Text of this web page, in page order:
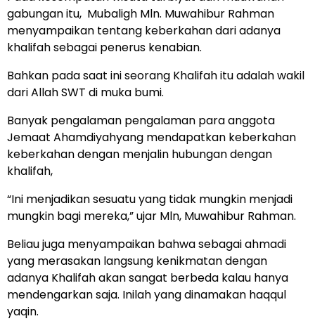
gabungan itu, Mubaligh Mln. Muwahibur Rahman
menyampaikan tentang keberkahan dari adanya
khalifah sebagai penerus kenabian.
Bahkan pada saat ini seorang Khalifah itu adalah wakil
dari Allah SWT di muka bumi.
Banyak pengalaman pengalaman para anggota
Jemaat Ahamdiyahyang mendapatkan keberkahan
keberkahan dengan menjalin hubungan dengan
khalifah,
“Ini menjadikan sesuatu yang tidak mungkin menjadi
mungkin bagi mereka,” ujar Mln, Muwahibur Rahman.
Beliau juga menyampaikan bahwa sebagai ahmadi
yang merasakan langsung kenikmatan dengan
adanya Khalifah akan sangat berbeda kalau hanya
mendengarkan saja. Inilah yang dinamakan haqqul
yaqin.